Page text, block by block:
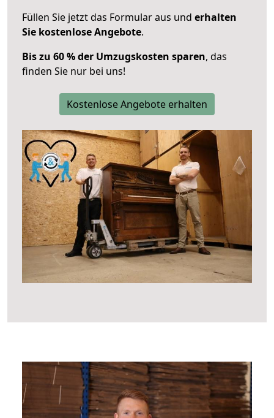
Füllen Sie jetzt das Formular aus und erhalten
Sie kostenlose Angebote.
Bis zu 60 % der Umzugskosten sparen, das
finden Sie nur bei uns!
Kostenlose Angebote erhalten